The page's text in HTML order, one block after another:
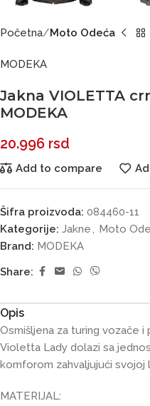
Početna Moto Odeća
MODEKA
Jakna VIOLETTA
MODEKA
20.996 rsd
Add to compare
Šifra proizvoda: 084460-11
Kategorije: Jakne, Moto
Brand: MODEKA
Share:
Opis
Osmišljena za turing vozače
Violetta Lady dolazi sa
komforom zahvaljujući svojoj
MATERIJAL: